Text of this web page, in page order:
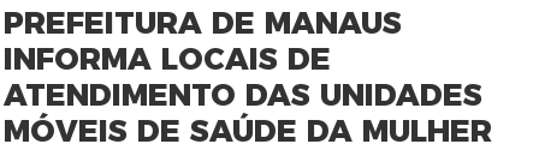
PREFEITURA DE MANAUS
INFORMA LOCAIS DE
ATENDIMENTO DAS UNIDADES
MÓVEIS DE SAÚDE DA MULHER